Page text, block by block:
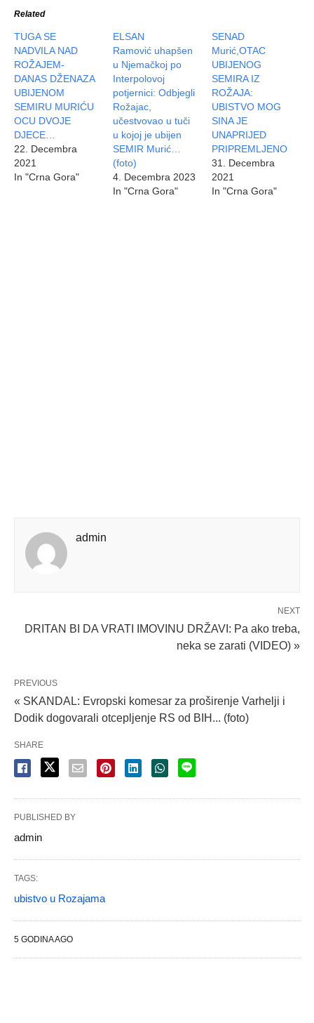
Related
TUGA SE
NADVILA NAD
ROŽAJEM-
DANAS DŽENAZA
UBIJENOM
SEMIRU MURIĆU
OCU DVOJE
DJECE…
22. Decembra
2021
In "Crna Gora"
ELSAN
Ramović uhapšen
u Njemačkoj po
Interpolovoj
potjernici: Odbjegli
Rožajac,
učestvovao u tuči
u kojoj je ubijen
SEMIR Murić…
(foto)
4. Decembra 2023
In "Crna Gora"
SENAD
Murić,OTAC
UBIJENOG
SEMIRA IZ
ROŽAJA:
UBISTVO MOG
SINA JE
UNAPRIJED
PRIPREMLJENO
31. Decembra
2021
In "Crna Gora"
admin
NEXT
DRITAN BI DA VRATI IMOVINU DRŽAVI: Pa ako treba,
neka se zarati (VIDEO) »
PREVIOUS
« SKANDAL: Evropski komesar za proširenje Varhelji i
Dodik dogovarali otcepljenje RS od BIH... (foto)
SHARE
PUBLISHED BY
admin
TAGS:
ubistvo u Rozajama
5 GODINA AGO